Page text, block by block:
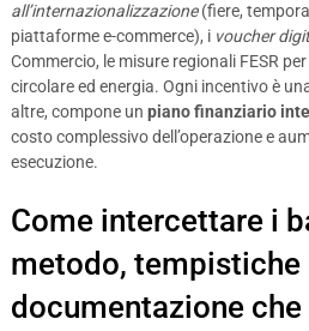
all’internazionalizzazione(fiere,
piattaforme e-commerce), i voucher
Commercio, le misure regionali FESR
circolare ed energia. Ogni incentivo è
altre, compone un piano finanziario
costo complessivo dell’operazione e
esecuzione.
Come intercettare i
metodo, tempistiche
documentazione che